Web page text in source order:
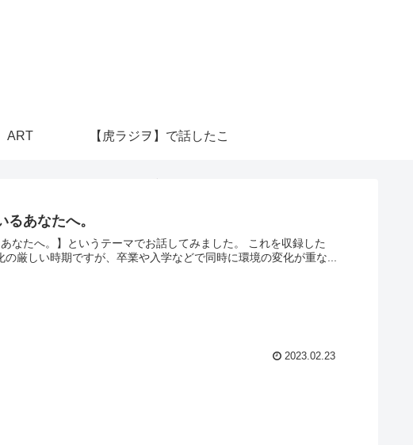
ART 【虎ラジヲ】で話したこ
と
るあなたへ。
なたへ。】というテーマでお話してみました。 これを収録した
厳しい時期ですが、卒業や入学などで同時に環境の変化が重な...
2023.02.23